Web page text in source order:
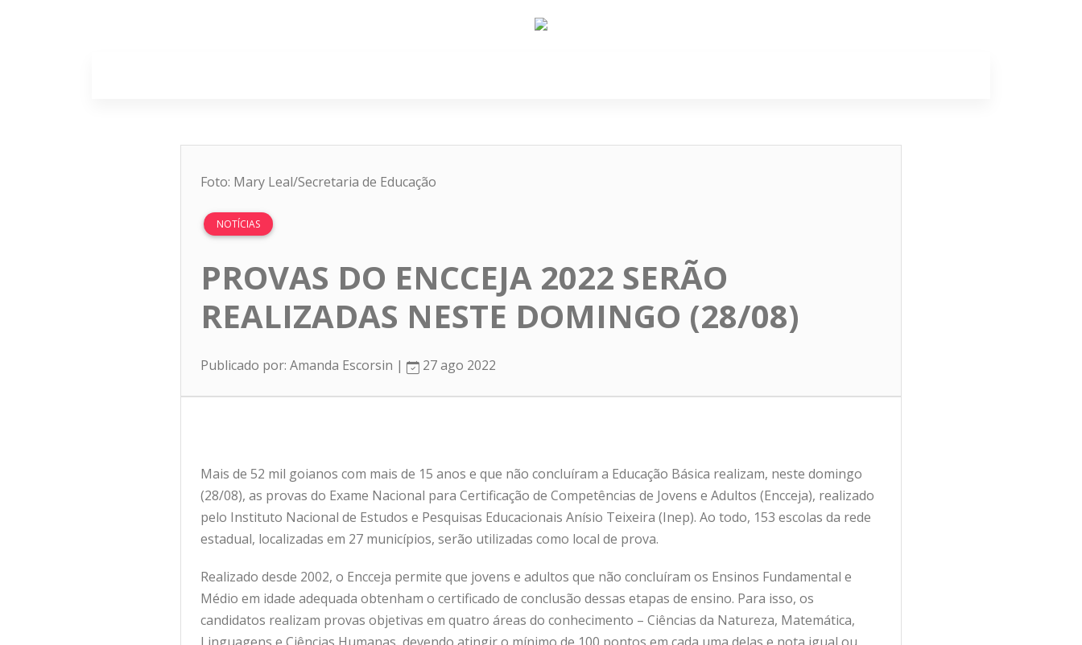
Foto: Mary Leal/Secretaria de Educação
NOTÍCIAS
PROVAS DO ENCCEJA 2022 SERÃO
REALIZADAS NESTE DOMINGO (28/08)
Publicado por: Amanda Escorsin | 27 ago 2022
Mais de 52 mil goianos com mais de 15 anos e que não concluíram a Educação Básica realizam, neste domingo
(28/08), as provas do Exame Nacional para Certificação de Competências de Jovens e Adultos (Encceja), realizado
pelo Instituto Nacional de Estudos e Pesquisas Educacionais Anísio Teixeira (Inep). Ao todo, 153 escolas da rede
estadual, localizadas em 27 municípios, serão utilizadas como local de prova.
Realizado desde 2002, o Encceja permite que jovens e adultos que não concluíram os Ensinos Fundamental e
Médio em idade adequada obtenham o certificado de conclusão dessas etapas de ensino. Para isso, os
candidatos realizam provas objetivas em quatro áreas do conhecimento – Ciências da Natureza, Matemática,